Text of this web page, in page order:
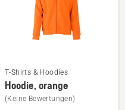
Details
zu
Hoodie,
T-Shirts & Hoodies
Hoodie, orange
(Keine Bewertungen)